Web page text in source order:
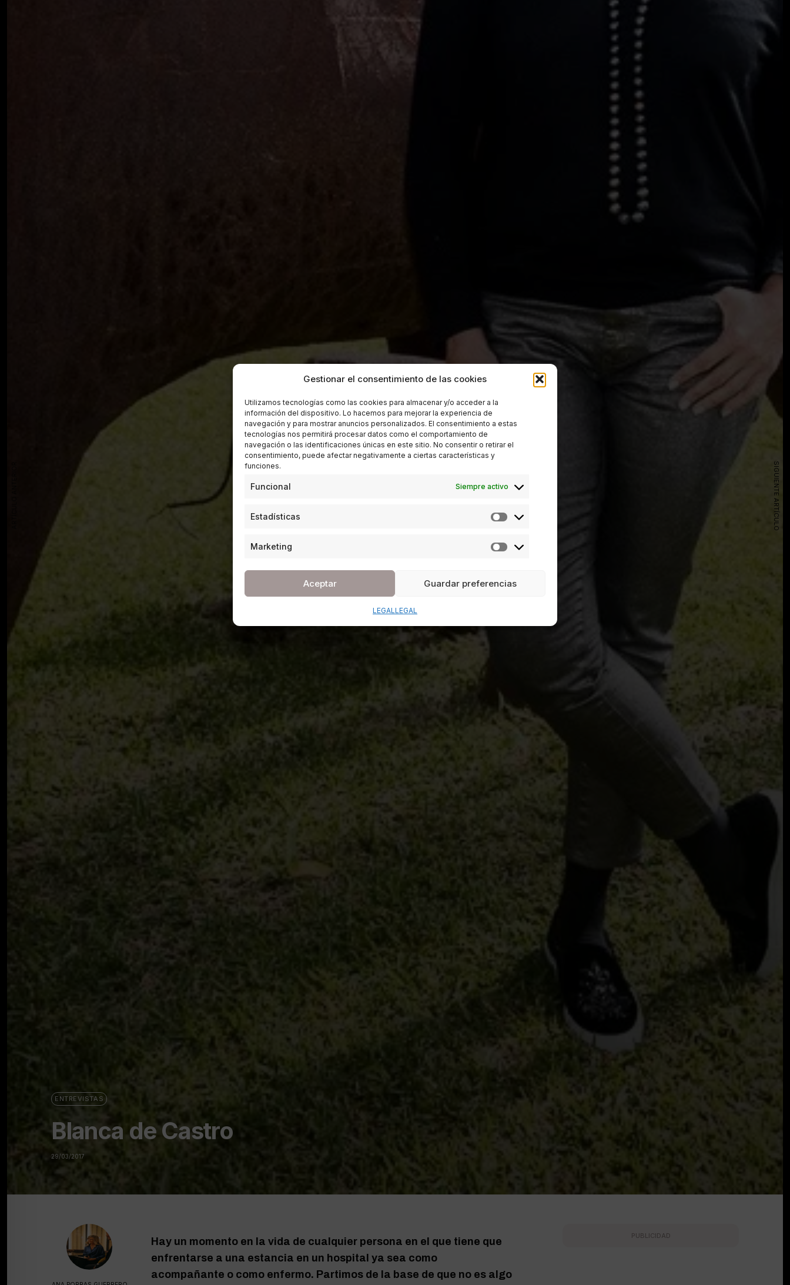
Gestionar el consentimiento de las cookies
Utilizamos tecnologías como las cookies para almacenar y/o acceder a la
información del dispositivo. Lo hacemos para mejorar la experiencia de
navegación y para mostrar anuncios personalizados. El consentimiento a estas
tecnologías nos permitirá procesar datos como el comportamiento de
navegación o las identificaciones únicas en este sitio. No consentir o retirar el
consentimiento, puede afectar negativamente a ciertas características y
funciones.
Funcional Siempre activo
Estadísticas
Marketing
Aceptar Guardar preferencias
LEGALLEGAL
ENTREVISTAS
Blanca de Castro
29/03/2017
Hay un momento en la vida de cualquier persona en el que tiene que
enfrentarse a una estancia en un hospital ya sea como
acompañante o como enfermo. Partimos de la base de que no es algo
PUBLICIDAD
SIGUIENTE ARTÍCULO